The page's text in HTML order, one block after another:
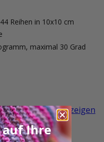
Reihen in 10x10 cm
maximal 30 Grad
Alle anzeigen
auf Ihre